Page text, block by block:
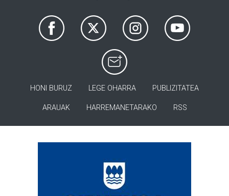
HONI BURUZ LEGE OHARRA PUBLIZITATEA
ARAUAK HARREMANETARAKO RSS